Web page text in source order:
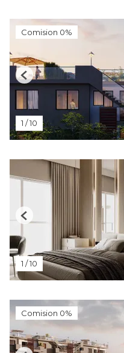
Comision 0%
1 /10
Previous
1 /10
Previous
Comision 0%